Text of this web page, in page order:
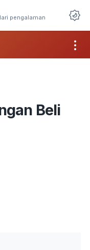
pengalaman
Beli